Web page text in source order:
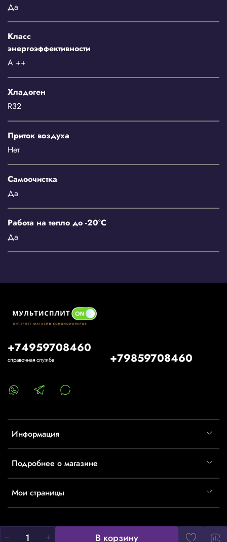
В корзину
Да
Класс
энергоэффективности
A ++
Хладоген
R32
Приток воздуха
Нет
Самоочистка
Да
Работа на тепло до -20°С
Да
Информация
Подробнее о магазине
Мои страницы
+74959708460
справочная служба +79859708460